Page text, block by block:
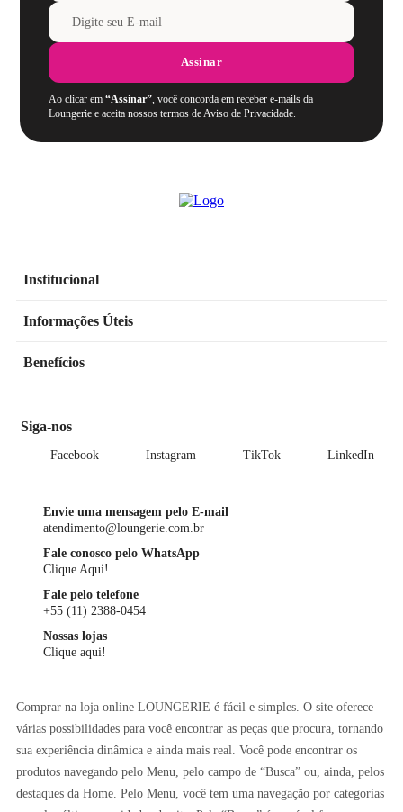
Assinar
Ao clicar em“Assinar”, você concorda em receber e-mails da
Loungerie e aceita nossos termos de Aviso de Privacidade.
Institucional
Informações Úteis
Benefícios
Siga-nos
Facebook Instagram TikTok LinkedIn
Envie uma mensagem pelo E-mail
atendimento@loungerie.com.br
Fale conosco pelo WhatsApp
Clique Aqui!
Fale pelo telefone
+55 (11) 2388-0454
Nossas lojas
Clique aqui!
Comprar na loja online LOUNGERIE é fácil e simples. O site oferece
várias possibilidades para você encontrar as peças que procura, tornando
sua experiência dinâmica e ainda mais real. Você pode encontrar os
produtos navegando pelo Menu, pelo campo de “Busca” ou, ainda, pelos
destaques da Home. Pelo Menu, você tem uma navegação por categorias